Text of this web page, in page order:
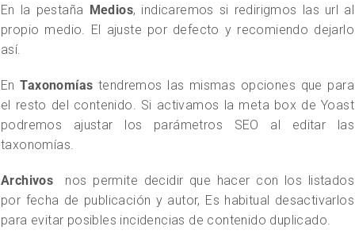
En la pestaña Medios, indicaremos si redirigmos las url al
propio medio. El ajuste por defecto y recomiendo dejarlo
así.
EnTaxonomías tendremos las mismas opciones que para
el resto del contenido. Si activamos la meta box de Yoast
podremos ajustar los parámetros SEO al editar las
taxonomías.
Archivos nos permite decidir que hacer con los listados
por fecha de publicación y autor, Es habitual desactivarlos
para evitar posibles incidencias de contenido duplicado.